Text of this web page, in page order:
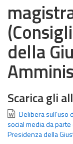
della
Scarica gli
Delibera sull’uso
social media da
Presidenza della